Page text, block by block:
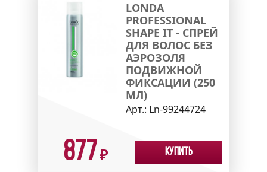
LONDA
PROFESSIONAL
SHAPE IT - СПРЕЙ
ДЛЯ ВОЛОС БЕЗ
АЭРОЗОЛЯ
ПОДВИЖНОЙ
ФИКСАЦИИ (250
МЛ)
Арт.: Ln-99244724
877₽ Купить